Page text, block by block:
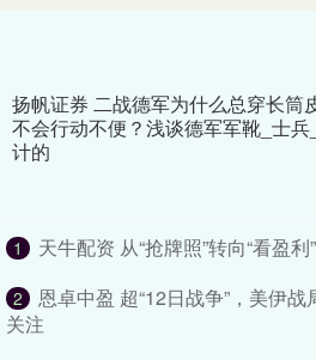
扬帆证券 二战德军为什么总穿长筒
不会行动不便？浅谈德军军靴_士兵
计的
1 天牛配资 从“抢牌照”转向“看盈
2
恩卓中盈 超“12日战争”，美伊
关注